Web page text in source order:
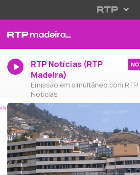
RTP Notícias (RTP
Madeira)
Emissão em simultâneo com RTP
Notícias